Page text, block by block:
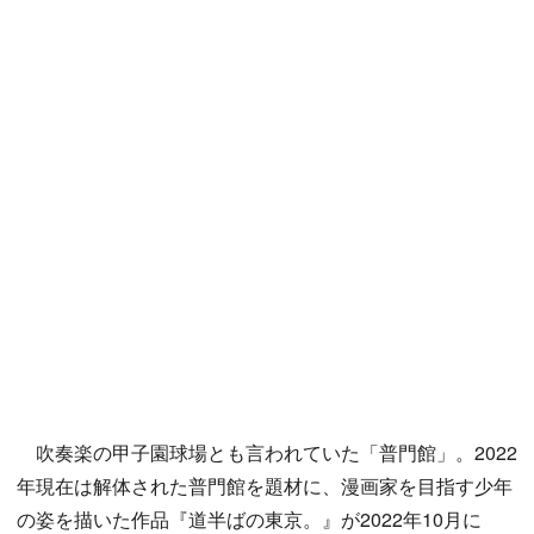
吹奏楽の甲子園球場とも言われていた「普門館」。2022
年現在は解体された普門館を題材に、漫画家を目指す少年
の姿を描いた作品『道半ばの東京。』が2022年10月に